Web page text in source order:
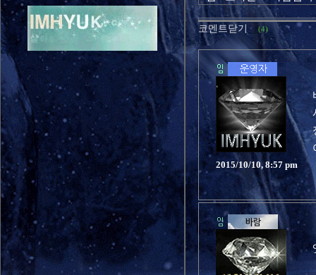
코멘트닫기 (4)
2015/10/10, 8:57 pm